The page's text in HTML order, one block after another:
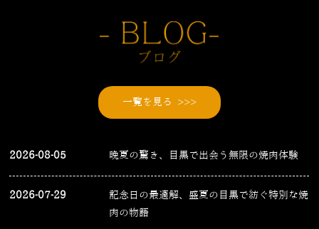
一覧を見る >>>
2026-08-05 晩夏の驚き、目黒で出会う無限の焼肉体験
2026-07-29
記念日の最適解、盛夏の目黒で紡ぐ特別な焼
肉の物語